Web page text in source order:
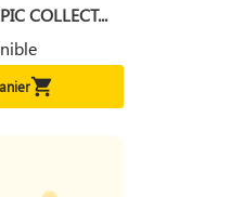
COLLECT...
